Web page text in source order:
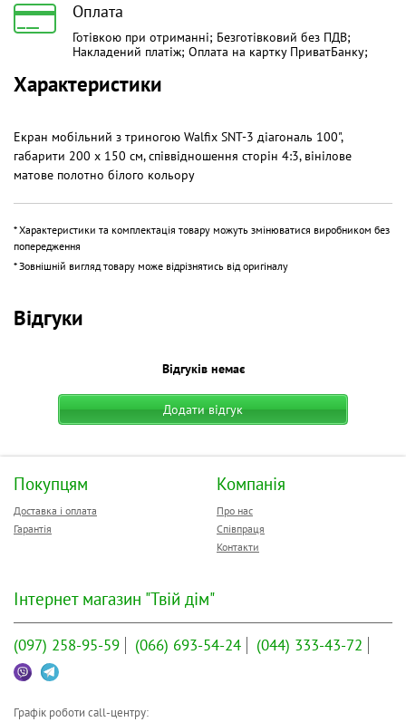
Оплата
Готівкою при отриманні; Безготівковий без ПДВ;
Накладений платіж; Оплата на картку ПриватБанку;
Характеристики
Екран мобільний з триногою Walfix SNT-3 діагональ 100",
габарити 200 х 150 см, співвідношення сторін 4:3, вінілове
матове полотно білого кольору
* Характеристики та комплектація товару можуть змінюватися виробником без
попередження
* Зовнішній вигляд товару може відрізнятись від оригіналу
Відгуки
Відгуків немає
Додати відгук
Покупцям
Доставка і оплата
Гарантія
Компанія
Про нас
Співпраця
Контакти
Інтернет магазин "Твій дім"
(097) 258-95-59 (066) 693-54-24 (044) 333-43-72
Графік роботи call-центру: